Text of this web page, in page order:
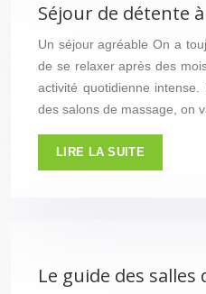
Séjour de détente
Un séjour agréable On a
de se relaxer après des
activité quotidienne
des salons de massage, on
LIRE LA SUITE
Le guide des salles